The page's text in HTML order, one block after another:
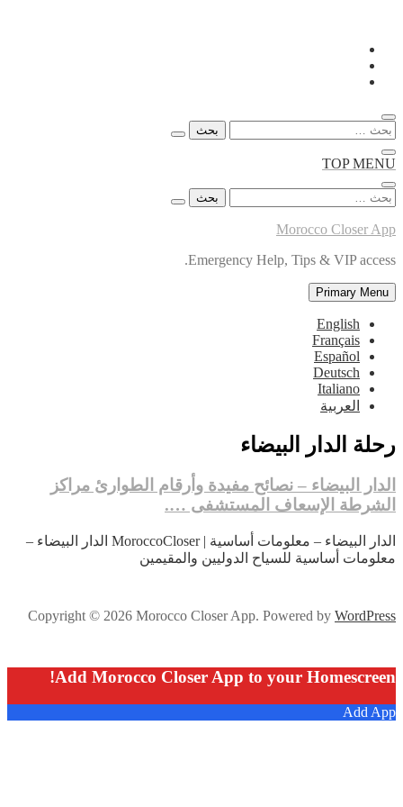
Skip
content
البحث
TOP MENU
البحث
Morocco Closer App
Emergency Help, Tips & VIP access.
Primary Menu
English
Français
Español
Deutsch
Italiano
العربية
رحلة الدار البيضاء
الدار البيضاء – نصائح مفيدة وأرقام الطوارئ مراكز
الشرطة الإسعاف المستشفى ….
الدار البيضاء – معلومات أساسية | MoroccoCloser الدار البيضاء –
معلومات أساسية للسياح الدوليين والمقيمين
Copyright © 2026 Morocco Closer App. Powered by WordPress
Add Morocco Closer App to your Homescreen!
Add App